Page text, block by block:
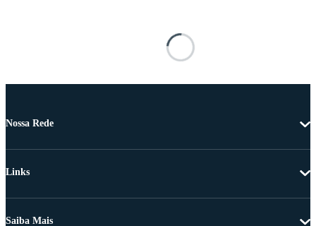
Nossa Rede
Links
Saiba Mais